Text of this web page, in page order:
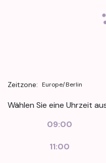
Zeitzone:
Wählen Sie eine Uhrzeit
09:00
11:00